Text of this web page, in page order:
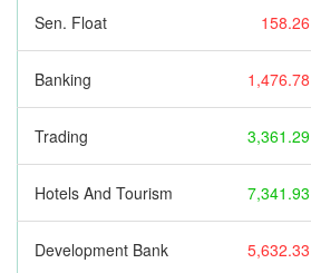
Sen. Float 158.26
Banking 1,476.78
Trading 3,361.29
Hotels And Tourism 7,341.93
Development Bank 5,632.33